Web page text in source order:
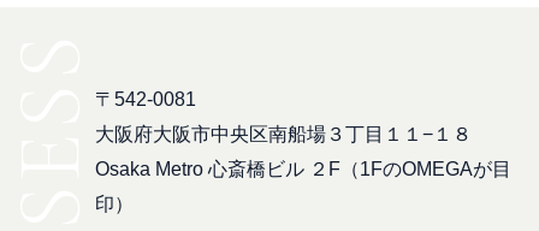
〒542-0081
大阪府大阪市中央区南船場３丁目１１−１８
Osaka Metro 心斎橋ビル ２F（1FのOMEGAが目
印）